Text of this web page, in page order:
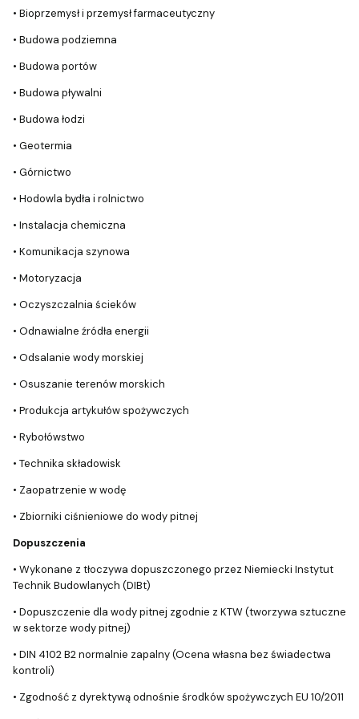
• Bioprzemysł i przemysł farmaceutyczny
• Budowa podziemna
• Budowa portów
• Budowa pływalni
• Budowa łodzi
• Geotermia
• Górnictwo
• Hodowla bydła i rolnictwo
• Instalacja chemiczna
• Komunikacja szynowa
• Motoryzacja
• Oczyszczalnia ścieków
• Odnawialne źródła energii
• Odsalanie wody morskiej
• Osuszanie terenów morskich
• Produkcja artykułów spożywczych
• Rybołówstwo
• Technika składowisk
• Zaopatrzenie w wodę
• Zbiorniki ciśnieniowe do wody pitnej
Dopuszczenia
• Wykonane z tłoczywa dopuszczonego przez Niemiecki Instytut
Technik Budowlanych (DIBt)
• Dopuszczenie dla wody pitnej zgodnie z KTW (tworzywa sztuczne
w sektorze wody pitnej)
• DIN 4102 B2 normalnie zapalny (Ocena własna bez świadectwa
kontroli)
• Zgodność z dyrektywą odnośnie środków spożywczych EU 10/2011